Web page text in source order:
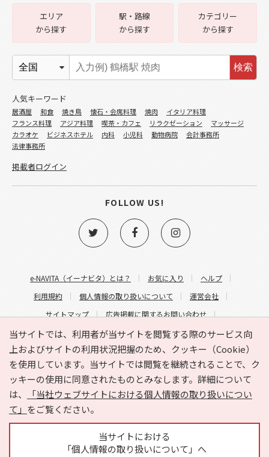
当サイトでは、利用者が当サイトを閲覧する際のサービス向
上およびサイトの利用状況把握のため、クッキー（Cookie）
を使用しています。当サイトでは閲覧を継続されることで、ク
ッキーの使用に同意されたものとみなします。詳細について
は、
「当社ウェブサイトにおける個人情報の取り扱いについ
て」 をご覧ください。
当サイトにおける
「個人情報の取り扱いについて」へ
e-NAVITA（イーナビタ）とは？ お気に入り
ヘルプ
利用規約
個人情報の取り扱いについて
運営会社
サイトマップ
広告掲載に関するお問い合わせ
サイトの内容に関するお問い合わせ
エリア
から探す
駅・路線
から探す
カテゴリー
から探す
検索
人気キーワード
居酒屋 和食 焼き鳥 懐石・会席料理 焼肉
イタリア料理
フランス料理
アジア料理 喫茶・カフェ リラクゼーション
マッサージ
カラオケ
ビジネスホテル 内科 小児科 動物病院
会計事務所
法律事務所
掲載者ログイン
FOLLOW US!
Copyright © HYOJITO.Co.,Ltd. All Rights Reserved.